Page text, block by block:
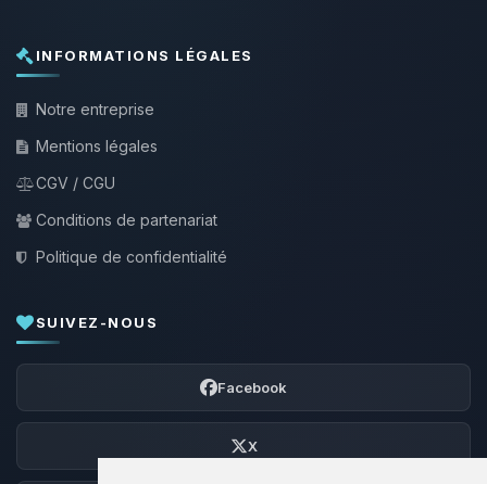
INFORMATIONS LÉGALES
Notre entreprise
Mentions légales
CGV / CGU
Conditions de partenariat
Politique de confidentialité
SUIVEZ-NOUS
Facebook
X